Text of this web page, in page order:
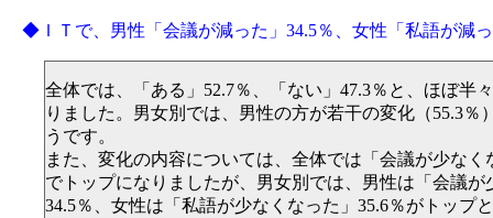
◆ＩＴで、男性「会議が減った」34.5％、女性「私語が減
全体では、「ある」52.7％、「ない」47.3％と、ほぼ半
りました。男女別では、男性の方が若干の変化（55.3％
うです。
また、変化の内容については、全体では「会議が少なく
でトップになりましたが、男女別では、男性は「会議が
34.5％、女性は「私語が少なくなった」35.6％がトップ